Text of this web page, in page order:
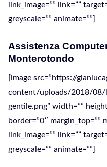
link_image=”” link=””
greyscale=”” animate=””]
Assistenza
Monterotondo
[image src=”https://
content/uploads/2018/08/
gentile.png” width=””
border=”0″ margin_top=””
link_image=”” link=””
greyscale=”” animate=””]